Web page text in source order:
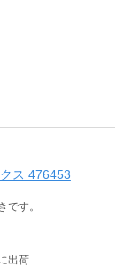
ス 476453
です。
出荷